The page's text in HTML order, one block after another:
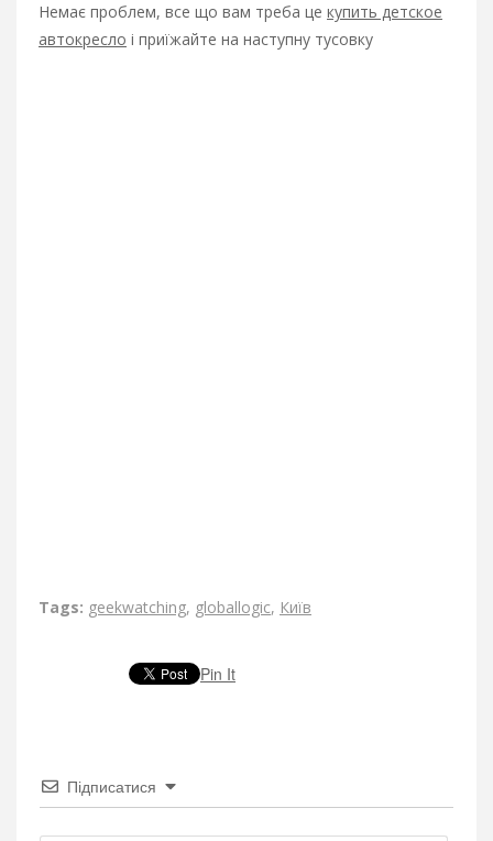
Немає проблем, все що вам треба це купить детское
автокресло і приїжайте на наступну тусовку
Tags: geekwatching, globallogic, Київ
Pin It
Підписатися